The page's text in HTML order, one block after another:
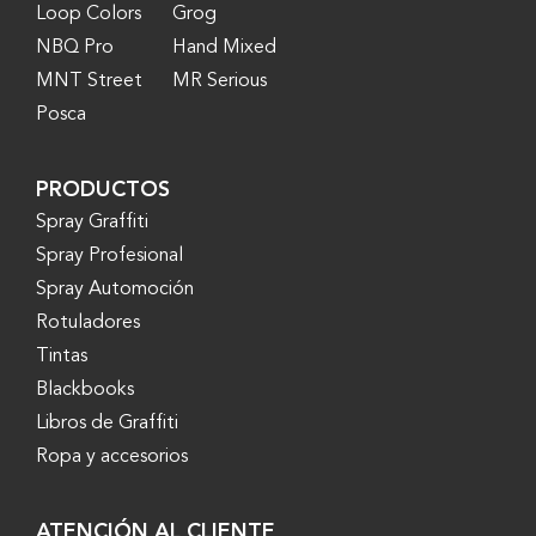
Loop Colors
NBQ Pro
MNT Street
Posca
Grog
Hand Mixed
MR Serious
PRODUCTOS
Spray Graffiti
Spray Profesional
Spray Automoción
Rotuladores
Tintas
Blackbooks
Libros de Graffiti
Ropa y accesorios